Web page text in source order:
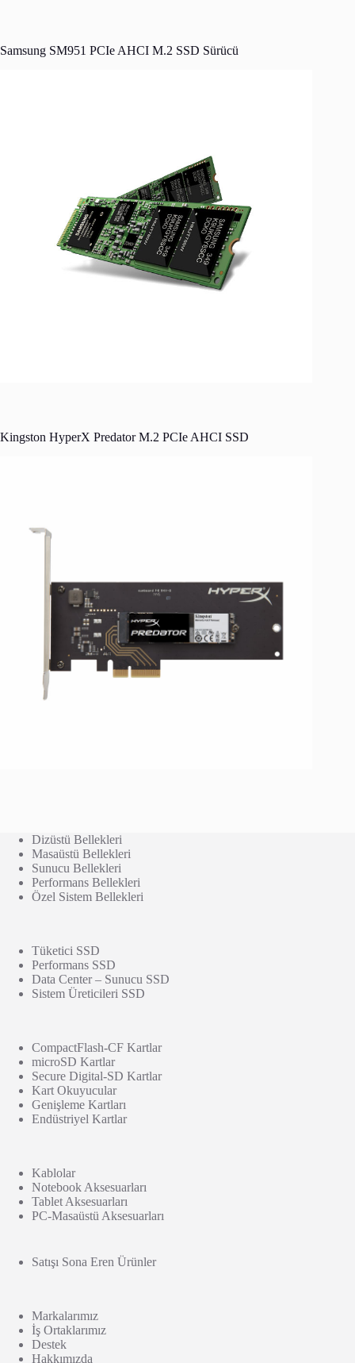
Samsung SM951 PCIe AHCI M.2 SSD Sürücü
Kingston HyperX Predator M.2 PCIe AHCI SSD
Dizüstü Bellekleri
Masaüstü Bellekleri
Sunucu Bellekleri
Performans Bellekleri
Özel Sistem Bellekleri
Tüketici SSD
Performans SSD
Data Center – Sunucu SSD
Sistem Üreticileri SSD
CompactFlash-CF Kartlar
microSD Kartlar
Secure Digital-SD Kartlar
Kart Okuyucular
Genişleme Kartları
Endüstriyel Kartlar
Kablolar
Notebook Aksesuarları
Tablet Aksesuarları
PC-Masaüstü Aksesuarları
Satışı Sona Eren Ürünler
Markalarımız
İş Ortaklarımız
Destek
Hakkımızda